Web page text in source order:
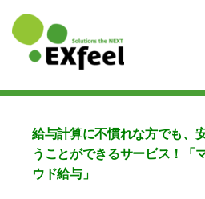
給与計算に不慣れな方でも、
うことができるサービス！「
ウド給与」